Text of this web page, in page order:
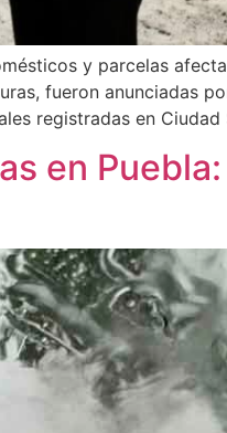
y parcelas
fueron anunciadas
registradas en
en